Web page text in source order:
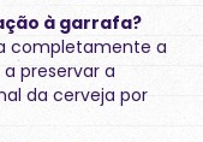
à garrafa?
completamente a
preservar a
da cerveja por